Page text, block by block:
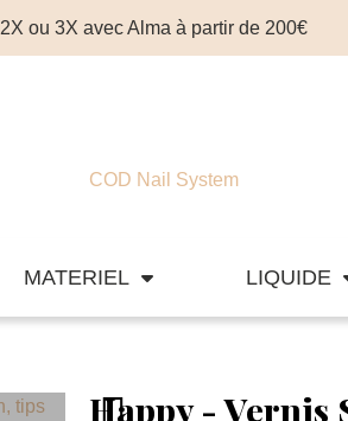
2X ou 3X avec Alma à partir de 200€
MATERIEL LIQUIDE
Happy - Vernis